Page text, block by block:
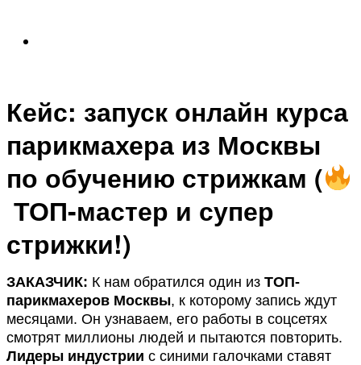
Кейс: запуск онлайн курса
парикмахера из Москвы
по обучению стрижкам (
ТОП-мастер и супер
стрижки!)
ЗАКАЗЧИК: К нам обратился один из ТОП-
парикмахеров Москвы, к которому запись ждут
месяцами. Он узнаваем, его работы в соцсетях
смотрят миллионы людей и пытаются повторить.
Лидеры индустрии с синими галочками ставят